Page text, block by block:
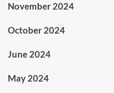
November 2024
October 2024
June 2024
May 2024